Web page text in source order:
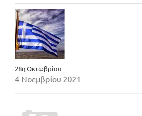
28η Οκτωβρίου
4 Νοεμβρίου 2021